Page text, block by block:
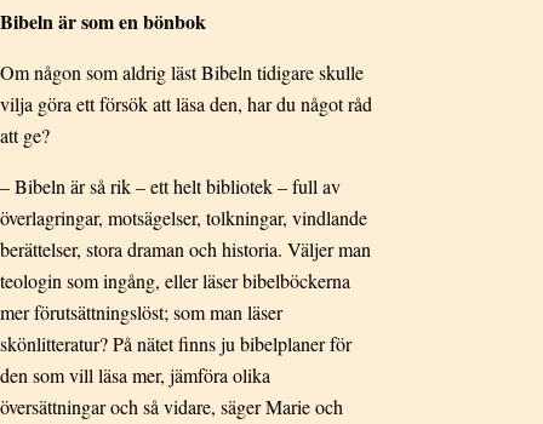
Bibeln är som en bönbok
Om någon som aldrig läst Bibeln tidigare skulle
vilja göra ett försök att läsa den, har du något råd
att ge?
– Bibeln är så rik – ett helt bibliotek – full av
överlagringar, motsägelser, tolkningar, vindlande
berättelser, stora draman och historia. Väljer man
teologin som ingång, eller läser bibelböckerna
mer förutsättningslöst; som man läser
skönlitteratur? På nätet finns ju bibelplaner för
den som vill läsa mer, jämföra olika
översättningar och så vidare, säger Marie och